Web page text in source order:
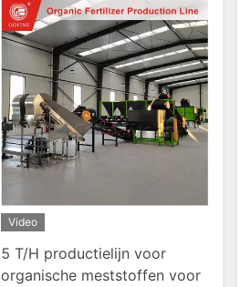
Video
5 T/H productielijn voor
organische meststoffen voor